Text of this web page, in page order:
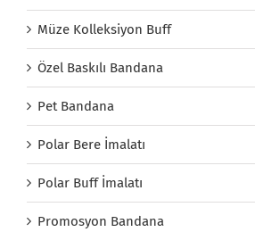
Müze Kolleksiyon Buff
Özel Baskılı Bandana
Pet Bandana
Polar Bere İmalatı
Polar Buff İmalatı
Promosyon Bandana